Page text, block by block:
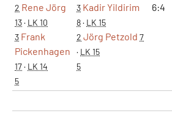
2 Rene Jörg
13· LK 10
3 Frank
Pickenhagen
17· LK 14
5
3 Kadir Yildirim
8· LK 15
2 Jörg Petzold 7
· LK 15
5
6:4